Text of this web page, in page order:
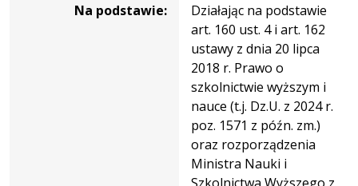
Na podstawie:
Działając na podstawie
art. 160 ust. 4 i art. 162
ustawy z dnia 20 lipca
2018 r. Prawo o
szkolnictwie wyższym i
nauce (t.j. Dz.U. z 2024 r.
poz. 1571 z późn. zm.)
oraz rozporządzenia
Ministra Nauki i
Szkolnictwa Wyższego z